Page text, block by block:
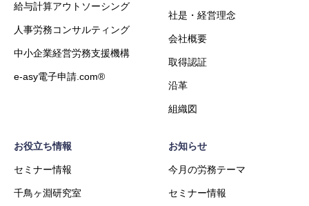
給与計算アウトソーシング
人事労務コンサルティング
中小企業経営労務支援機構
e-asy電子申請.com®
社是・経営理念
会社概要
取得認証
沿革
組織図
お役立ち情報
セミナー情報
千鳥ヶ淵研究室
お知らせ
今月の労務テーマ
セミナー情報